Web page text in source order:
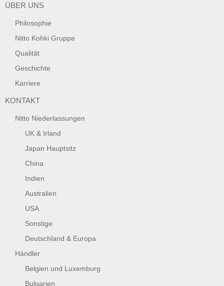
ÜBER UNS
Philosophie
Nitto Kohki Gruppe
Qualität
Geschichte
Karriere
KONTAKT
Nitto Niederlassungen
UK & Irland
Japan Hauptsitz
China
Indien
Australien
USA
Sonstige
Deutschland & Europa
Händler
Belgien und Luxemburg
Bulgarien